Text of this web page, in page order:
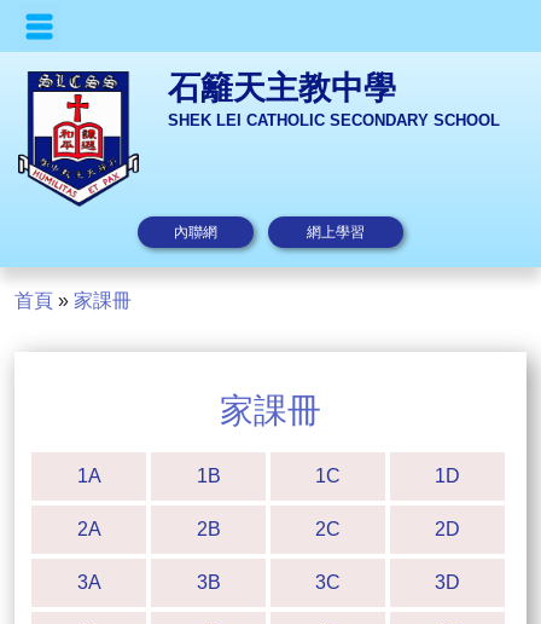
石籬天主教中學
SHEK LEI CATHOLIC SECONDARY SCHOOL
內聯網 網上學習
首頁 » 家課冊
家課冊
1A 1B 1C 1D
2A 2B 2C 2D
3A 3B 3C 3D